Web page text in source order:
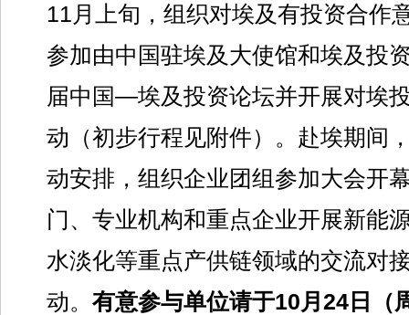
11月上旬，组织对埃及有投资合作
参加由中国驻埃及大使馆和埃及投
届中国—埃及投资论坛并开展对埃
动（初步行程见附件）。赴埃期间
动安排，组织企业团组参加大会开
门、专业机构和重点企业开展新能
水淡化等重点产供链领域的交流对
动。 有意参与单位请于10月24日（